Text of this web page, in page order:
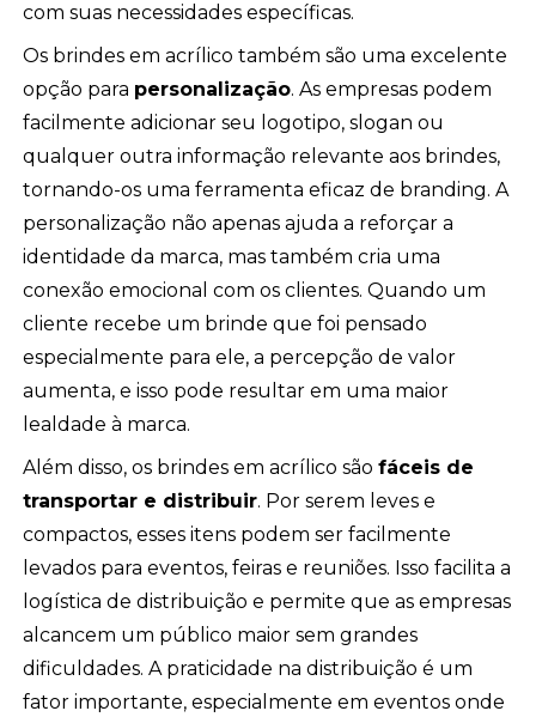
com suas necessidades específicas.
Os brindes em acrílico também são uma excelente
opção para personalização. As empresas podem
facilmente adicionar seu logotipo, slogan ou
qualquer outra informação relevante aos brindes,
tornando-os uma ferramenta eficaz de branding. A
personalização não apenas ajuda a reforçar a
identidade da marca, mas também cria uma
conexão emocional com os clientes. Quando um
cliente recebe um brinde que foi pensado
especialmente para ele, a percepção de valor
aumenta, e isso pode resultar em uma maior
lealdade à marca.
Além disso, os brindes em acrílico sãofáceis de
transportar e distribuir. Por serem leves e
compactos, esses itens podem ser facilmente
levados para eventos, feiras e reuniões. Isso facilita a
logística de distribuição e permite que as empresas
alcancem um público maior sem grandes
dificuldades. A praticidade na distribuição é um
fator importante, especialmente em eventos onde